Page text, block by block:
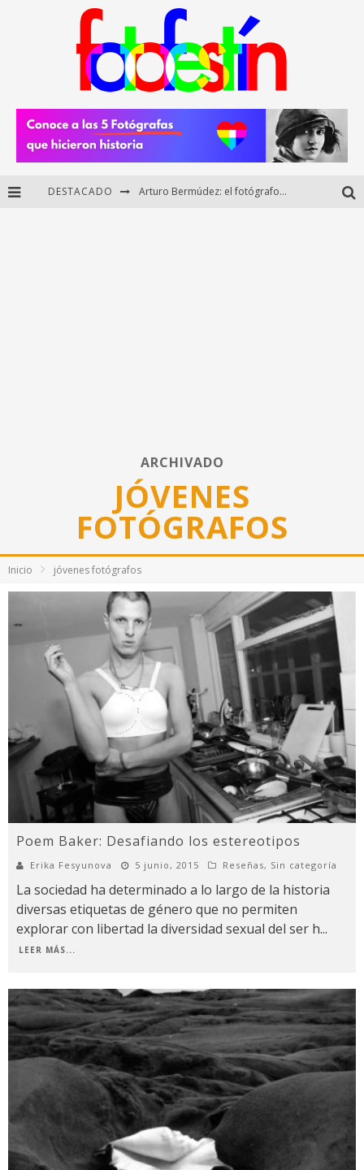
DESTACADO Arturo Bermúdez: el fotógrafo mexicano que brilló en los Premios HUAWEI XMAGE 2025
ARCHIVADO
JÓVENES
FOTÓGRAFOS
Inicio jóvenes fotógrafos
Poem Baker: Desafiando los estereotipos
Erika Fesyunova 5 junio, 2015 Reseñas, Sin categoría
La sociedad ha determinado a lo largo de la historia
diversas etiquetas de género que no permiten
explorar con libertad la diversidad sexual del ser h...
LEER MÁS...